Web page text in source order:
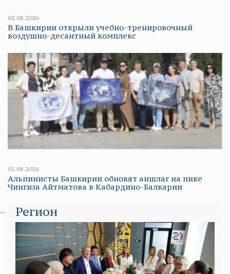
02.08.2026
В Башкирии открыли учебно-тренировочный
воздушно-десантный комплекс
01.08.2026
Альпинисты Башкирии обновят аншлаг на пике
Чингиза Айтматова в Кабардино-Балкарии
Регион